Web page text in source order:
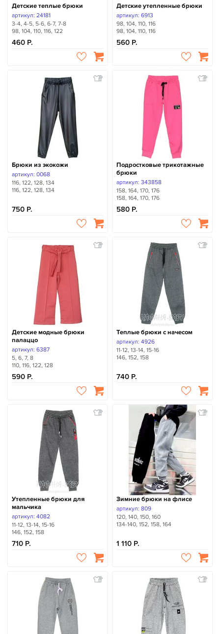
Детские теплые брюки
артикул: 24181
3-4, 4-5, 5-6, 6-7, 7-8
98, 104, 110, 116, 122
460
Детские утепленные брюки
артикул: 6913
98, 104, 110, 116
98, 104, 110, 116
560
Брюки из экокожи
артикул: 0068
116, 122, 128, 134
116, 122, 128, 134
750
Подростковые трикотажные
брюки
артикул: 343858
158, 164, 170, 176
158, 164, 170, 176
580
Детские модные брюки
палаццо
артикул: 6387
5, 6, 7, 8
110, 116, 122, 128
590
Теплые брюки с начесом
артикул: 4926
11-12, 13-14, 15-16
146, 152, 158
740
Утепленные брюки для
мальчика
артикул: 4082
11-12, 13-14, 15-16
146, 152, 158
710
Зимние брюки на флисе
артикул: 809
120, 140, 150, 160
134-140, 152, 158, 164
1 110